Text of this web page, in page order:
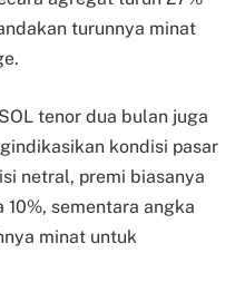
turunnya minat
tenor dua bulan juga
kondisi pasar
netral, premi biasanya
sementara angka
minat untuk